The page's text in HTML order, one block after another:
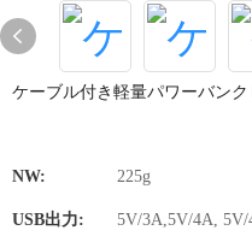
ケーブル付き軽量パワーバンク
NW: 225g
USB出力: 5V/3A,5V/4A,